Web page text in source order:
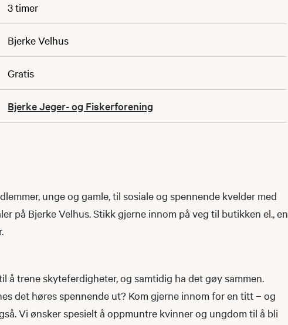
3 timer
Bjerke Velhus
Gratis
Bjerke Jeger- og Fiskerforening
unge og gamle, til sosiale og spennende kvelder med
på Bjerke Velhus. Stikk gjerne innom på veg til butikken el., en
å trene skyteferdigheter, og samtidig ha det gøy sammen.
det høres spennende ut? Kom gjerne innom for en titt – og
Vi ønsker spesielt å oppmuntre kvinner og ungdom til å bli